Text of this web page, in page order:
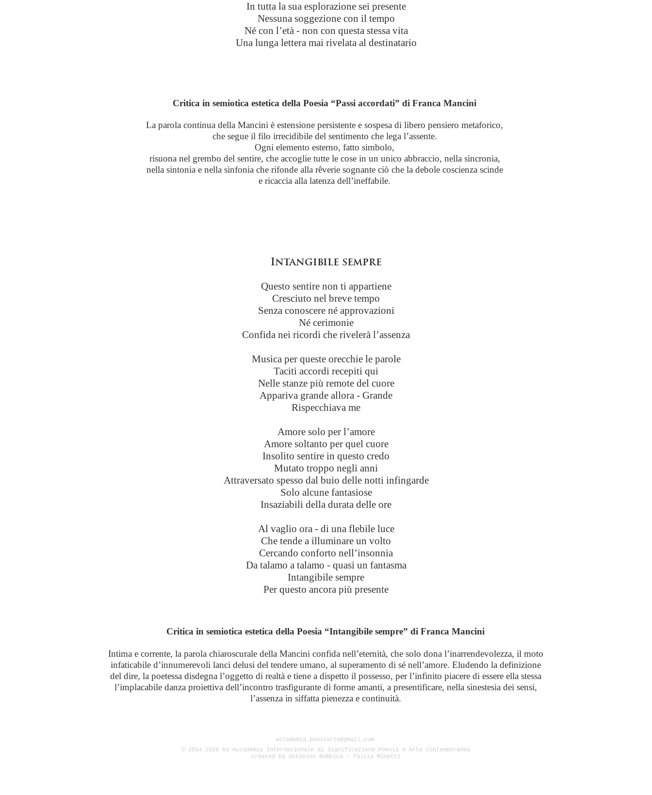
In tutta la sua esplorazione sei presente
Nessuna soggezione con il tempo
Né con l’età - non con questa stessa vita
Una lunga lettera mai rivelata al destinatario
Critica in semiotica estetica della Poesia “Passi accordati” di Franca Mancini
La parola continua della Mancini è estensione persistente e sospesa di libero pensiero metaforico,
che segue il filo irrecidibile del sentimento che lega l’assente.
Ogni elemento esterno, fatto simbolo,
risuona nel grembo del sentire, che accoglie tutte le cose in un unico abbraccio, nella sincronia,
nella sintonia e nella sinfonia che rifonde alla rêverie sognante ciò che la debole coscienza scinde
e ricaccia alla latenza dell’ineffabile.
Intangibile sempre
Questo sentire non ti appartiene
Cresciuto nel breve tempo
Senza conoscere né approvazioni
Né cerimonie
Confida nei ricordi che rivelerà l’assenza
Musica per queste orecchie le parole
Taciti accordi recepiti qui
Nelle stanze più remote del cuore
Appariva grande allora - Grande
Rispecchiava me
Amore solo per l’amore
Amore soltanto per quel cuore
Insolito sentire in questo credo
Mutato troppo negli anni
Attraversato spesso dal buio delle notti infingarde
Solo alcune fantasiose
Insaziabili della durata delle ore
Al vaglio ora - di una flebile luce
Che tende a illuminare un volto
Cercando conforto nell’insonnia
Da talamo a talamo - quasi un fantasma
Intangibile sempre
Per questo ancora più presente
Critica in semiotica estetica della Poesia “Intangibile sempre” di Franca Mancini
Intima e corrente, la parola chiaroscurale della Mancini confida nell’eternità, che solo dona l’inarrendevolezza, il moto
infaticabile d’innumerevoli lanci delusi del tendere umano, al superamento di sé nell’amore. Eludendo la definizione
del dire, la poetessa disdegna l’oggetto di realtà e tiene a dispetto il possesso, per l’infinito piacere di essere ella stessa
l’implacabile danza proiettiva dell’incontro trasfigurante di forme amanti, a presentificare, nella sinestesia dei sensi,
l’assenza in siffatta pienezza e continuità.
© 2014-2026 by Accademia Internazionale di Significazione Poesia e Arte Contemporanea
created by Antonino Bumbica - Fulvia Minetti
accademia.poesiarte@gmail.com